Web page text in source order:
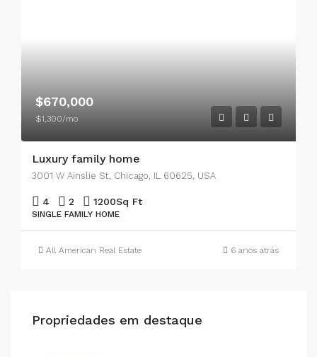
$670,000
$1,300/mo
Luxury family home
3001 W Ainslie St, Chicago, IL 60625, USA
4 2 1200Sq Ft
SINGLE FAMILY HOME
All American Real Estate 6 anos atrás
Propriedades em destaque